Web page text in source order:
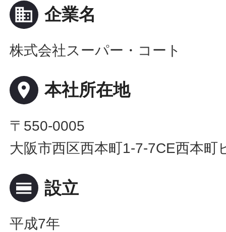
business 企業名
株式会社スーパー・コート
place 本社所在地
〒550-0005
大阪市西区西本町1-7-7CE西本町
calendar_view_day 設立
平成7年